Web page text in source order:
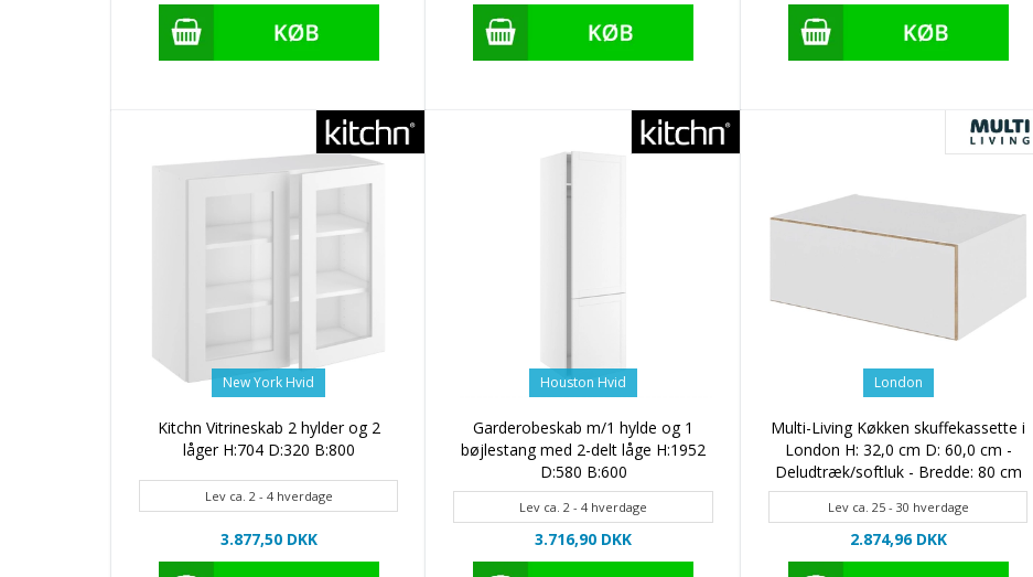
New York Hvid
Kitchn Vitrineskab 2 hylder og 2
låger H:704 D:320 B:800
Lev ca. 2 - 4 hverdage
3.877,50 DKK
Houston Hvid
Garderobeskab m/1 hylde og 1
bøjlestang med 2-delt låge H:1952
D:580 B:600
Lev ca. 2 - 4 hverdage
3.716,90 DKK
London
Multi-Living Køkken skuffekassette i
London H: 32,0 cm D: 60,0 cm -
Deludtræk/softluk - Bredde: 80 cm
Lev ca. 25 - 30 hverdage
2.874,96 DKK